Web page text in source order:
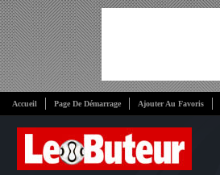
Accueil Page De Démarrage Ajouter Au Favoris